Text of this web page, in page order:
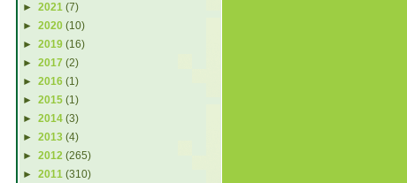
► 2021 (7)
► 2020 (10)
► 2019 (16)
► 2017 (2)
► 2016 (1)
► 2015 (1)
► 2014 (3)
► 2013 (4)
► 2012 (265)
► 2011 (310)